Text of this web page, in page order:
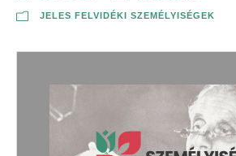
JELES FELVIDÉKI SZEMÉLYISÉGEK